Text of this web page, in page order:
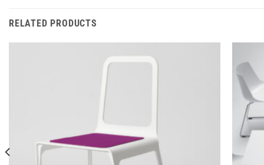
RELATED PRODUCTS